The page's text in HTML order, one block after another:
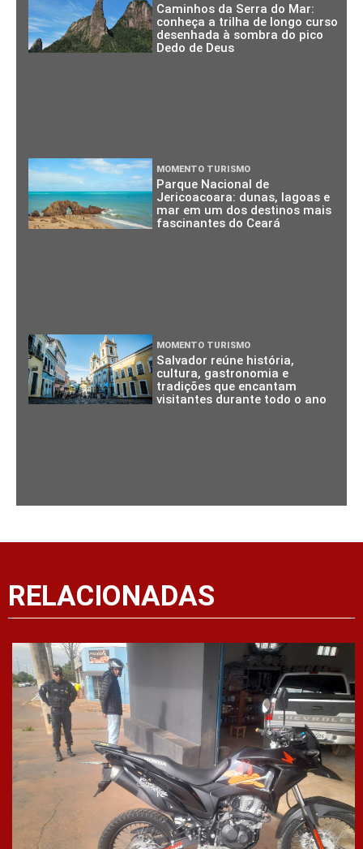
Caminhos da Serra do Mar:
conheça a trilha de longo curso
desenhada à sombra do pico
Dedo de Deus
MOMENTO TURISMO
Parque Nacional de
Jericoacoara: dunas, lagoas e
mar em um dos destinos mais
fascinantes do Ceará
MOMENTO TURISMO
Salvador reúne história,
cultura, gastronomia e
tradições que encantam
visitantes durante todo o ano
RELACIONADAS